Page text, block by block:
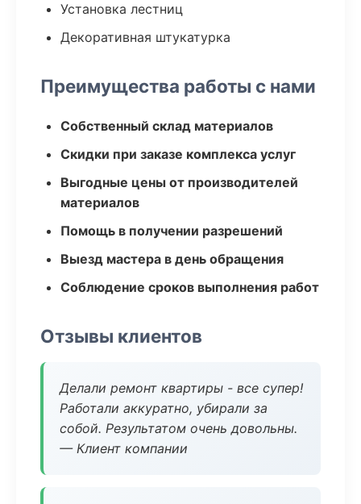
Установка лестниц
Декоративная штукатурка
Преимущества работы с нами
Собственный склад материалов
Скидки при заказе комплекса услуг
Выгодные цены от производителей
материалов
Помощь в получении разрешений
Выезд мастера в день обращения
Соблюдение сроков выполнения работ
Отзывы клиентов
Делали ремонт квартиры - все супер!
Работали аккуратно, убирали за
собой. Результатом очень довольны.
— Клиент компании